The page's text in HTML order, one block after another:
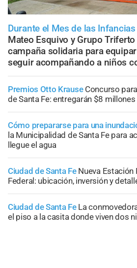
Durante el Mes de las Infancias
Mateo Esquivo y Grupo
campaña solidaria para
seguir acompañando a niños
Premios Otto Krause Concurso
de Santa Fe: entregarán $8
Cómo prepararse para una
la Municipalidad de Santa Fe para
llegue el agua
Ciudad de Santa Fe Nueva Estación
Federal: ubicación, inversión y
Ciudad de Santa Fe La
el piso a la casita donde viven dos